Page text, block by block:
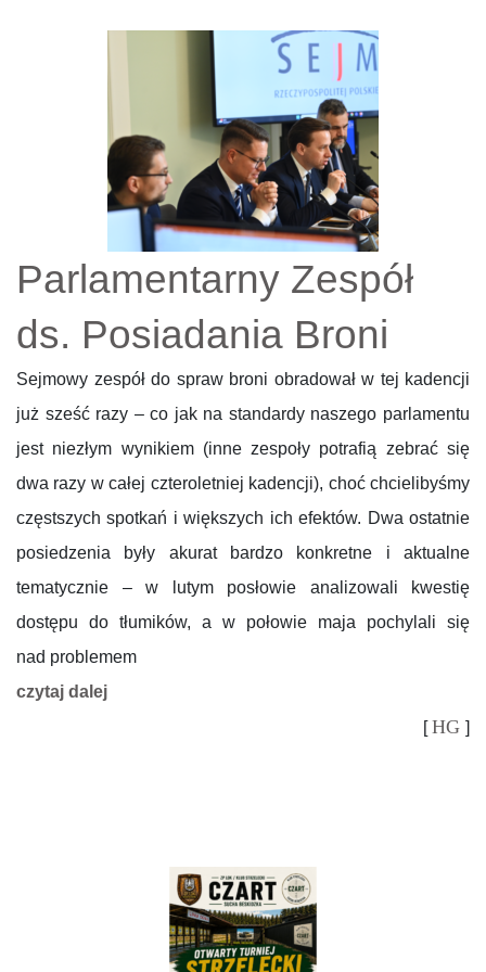
Parlamentarny Zespół
ds. Posiadania Broni
Sejmowy zespół do spraw broni obradował w tej kadencji
już sześć razy – co jak na standardy naszego parlamentu
jest niezłym wynikiem (inne zespoły potrafią zebrać się
dwa razy w całej czteroletniej kadencji), choć chcielibyśmy
częstszych spotkań i większych ich efektów. Dwa ostatnie
posiedzenia były akurat bardzo konkretne i aktualne
tematycznie – w lutym posłowie analizowali kwestię
dostępu do tłumików, a w połowie maja pochylali się
nad problemem
czytaj dalej
[HG ]